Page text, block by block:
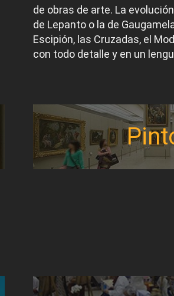
de obras de arte. La
de Lepanto o la de
Escipión, las Cruzadas, el
con todo detalle y en un